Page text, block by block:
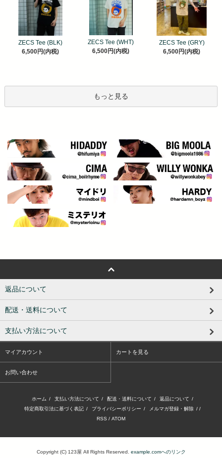
ZECS Tee (BLK)
6,500円(内税)
ZECS Tee (WHT)
6,500円(内税)
ZECS Tee (GRY)
6,500円(内税)
もっと見る
返品について
配送・送料について
支払い方法について
マイアカウント カートを見る
お問い合わせ
ホーム / 支払い方法について / 配送・送料について / 返品について /
特定商取引法に基づく表記 / プライバシーポリシー / メルマガ登録・解除 / /
RSS / ATOM
Copyright (C) 123屋 All Rights Reserved. example.comへのリンク